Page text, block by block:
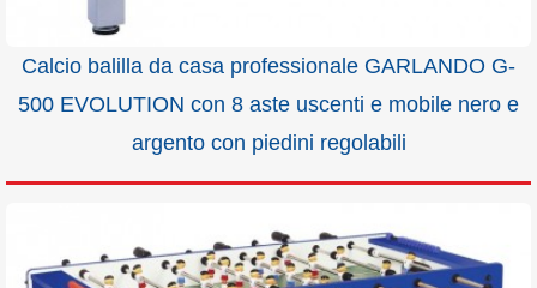
Calcio balilla da casa professionale GARLANDO G-
500 EVOLUTION con 8 aste uscenti e mobile nero e
argento con piedini regolabili